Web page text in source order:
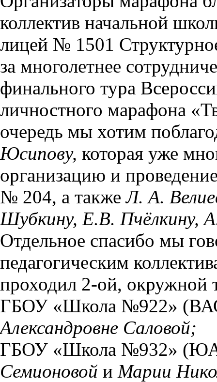
коллектив начальной
лицей № 1501
за многолетнее
финального тура
личностного марафона
очередь мы хотим
Юсипову, которая уже
организацию и
№ 204, а также Л. А.
Шубкину, Е.В. Пчёлкину,
Отдельное спасибо мы
педагогическим
проходил 2-ой, окружной
ГБОУ «Школа №922»
Александровне Саловой;
ГБОУ «Школа №932»
Семионовой и Марии